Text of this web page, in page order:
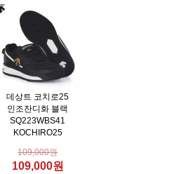
데상트 코치로25
인조잔디화 블랙
SQ223WBS41
KOCHIRO25
109,000원
109,000원